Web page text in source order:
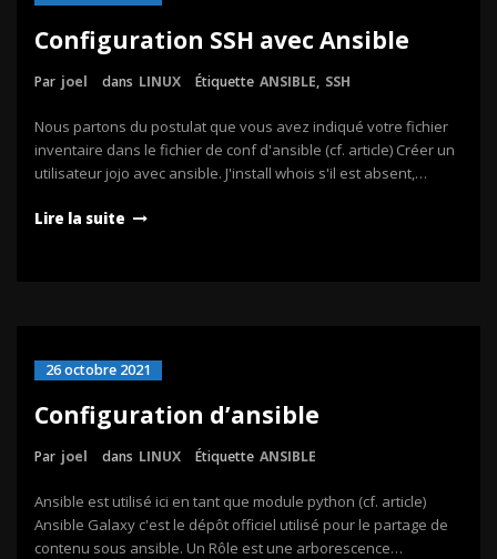
Configuration SSH avec Ansible
Par joel dans LINUX Étiquette ANSIBLE, SSH
Nous partons du postulat que vous avez indiqué votre fichier
inventaire dans le fichier de conf d'ansible (cf. article) Créer un
utilisateur jojo avec ansible. J'install whois s'il est absent,…
Lire la suite
26 octobre 2021
Configuration d’ansible
Par joel dans LINUX Étiquette ANSIBLE
Ansible est utilisé ici en tant que module python (cf. article)
Ansible Galaxy c'est le dépôt officiel utilisé pour le partage de
contenu sous ansible. Un Rôle est une arborescence…